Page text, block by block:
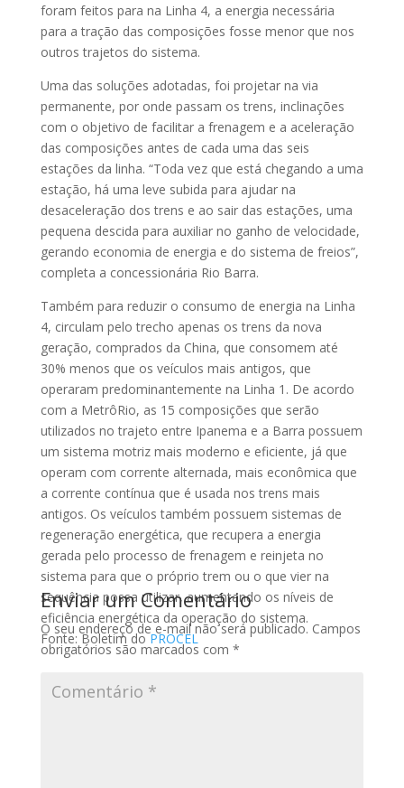
foram feitos para na Linha 4, a energia necessária
para a tração das composições fosse menor que nos
outros trajetos do sistema.
Uma das soluções adotadas, foi projetar na via
permanente, por onde passam os trens, inclinações
com o objetivo de facilitar a frenagem e a aceleração
das composições antes de cada uma das seis
estações da linha. “Toda vez que está chegando a uma
estação, há uma leve subida para ajudar na
desaceleração dos trens e ao sair das estações, uma
pequena descida para auxiliar no ganho de velocidade,
gerando economia de energia e do sistema de freios”,
completa a concessionária Rio Barra.
Também para reduzir o consumo de energia na Linha
4, circulam pelo trecho apenas os trens da nova
geração, comprados da China, que consomem até
30% menos que os veículos mais antigos, que
operaram predominantemente na Linha 1. De acordo
com a MetrôRio, as 15 composições que serão
utilizados no trajeto entre Ipanema e a Barra possuem
um sistema motriz mais moderno e eficiente, já que
operam com corrente alternada, mais econômica que
a corrente contínua que é usada nos trens mais
antigos. Os veículos também possuem sistemas de
regeneração energética, que recupera a energia
gerada pelo processo de frenagem e reinjeta no
sistema para que o próprio trem ou o que vier na
sequência possa utilizar, aumentando os níveis de
eficiência energética da operação do sistema.
Fonte: Boletim doPROCEL
Enviar um Comentário
O seu endereço de e-mail não será publicado. Campos
obrigatórios são marcados com *